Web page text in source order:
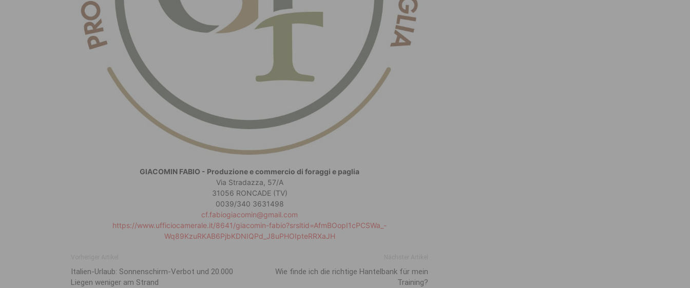
GIACOMIN FABIO - Produzione e commercio di foraggi e paglia
Via Stradazza, 57/A
31056 RONCADE (TV)
0039/340 3631498
cf.fabiogiacomin@gmail.com
https://www.ufficiocamerale.it/8641/giacomin-fabio?srsltid=AfmBOopI1cPCSWa_-
Wq89KzuRKAB6PjbKDNIQPd_J8uPHOIpteRRXaJH
Italien-Urlaub: Sonnenschirm-Verbot und 20.000
Liegen weniger am Strand
Wie finde ich die richtige Hantelbank für mein
Training?